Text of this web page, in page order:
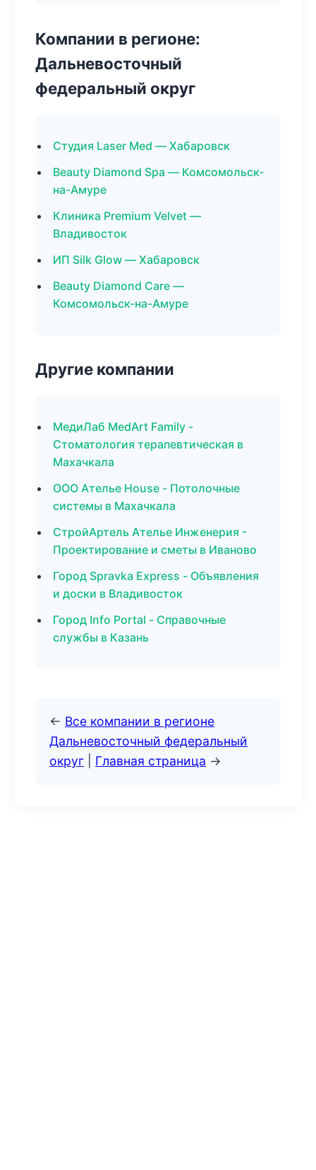
Компании в регионе:
Дальневосточный
федеральный округ
Студия Laser Med — Хабаровск
Beauty Diamond Spa — Комсомольск-
на-Амуре
Клиника Premium Velvet —
Владивосток
ИП Silk Glow — Хабаровск
Beauty Diamond Care —
Комсомольск-на-Амуре
Другие компании
МедиЛаб MedArt Family -
Стоматология терапевтическая в
Махачкала
ООО Ателье House - Потолочные
системы в Махачкала
СтройАртель Ателье Инженерия -
Проектирование и сметы в Иваново
Город Spravka Express - Объявления
и доски в Владивосток
Город Info Portal - Справочные
службы в Казань
← Все компании в регионе
Дальневосточный федеральный
округ
Главная страница →